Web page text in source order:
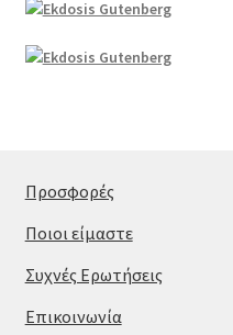
Προσφορές
Ποιοι είμαστε
Συχνές Ερωτήσεις
Επικοινωνία